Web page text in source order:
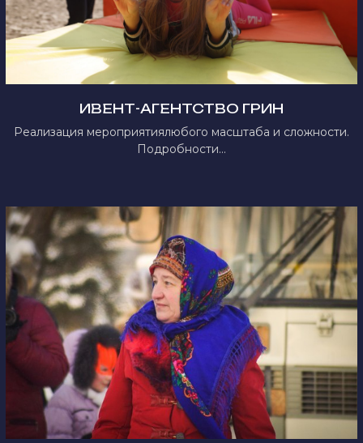
ИВЕНТ-АГЕНТСТВО ГРИН
Реализация мероприятиялюбого масштаба и сложности.
Подробности...
УЧАСТНИКОМ
КАК СТАТЬ